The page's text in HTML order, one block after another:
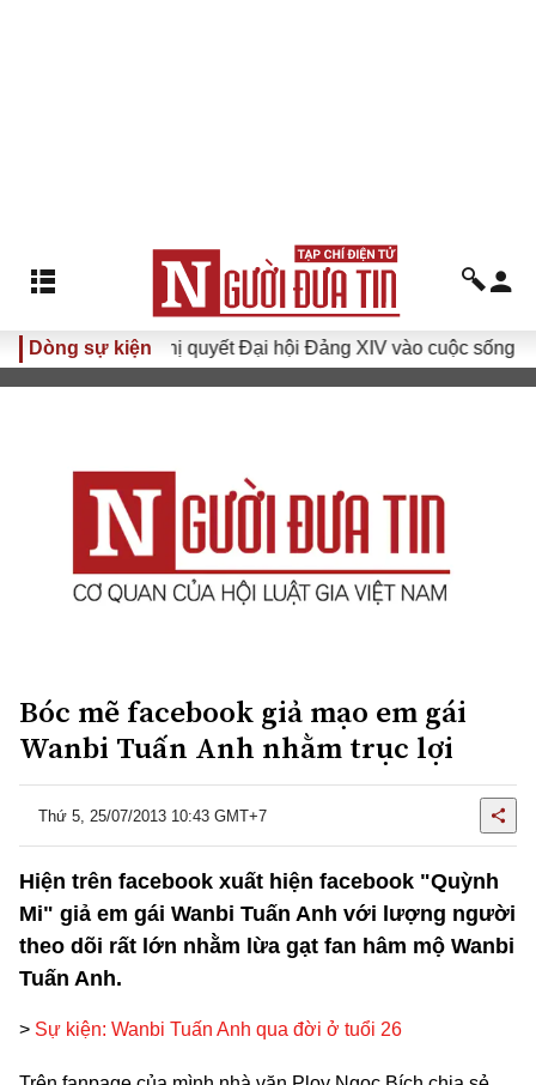
Dòng sự kiện
Đưa Nghị quyết Đại hội Đảng XIV vào cuộc sống
Bóc mẽ facebook giả mạo em gái
Wanbi Tuấn Anh nhằm trục lợi
Thứ 5, 25/07/2013 10:43 GMT+7
Hiện trên facebook xuất hiện facebook "Quỳnh
Mi" giả em gái Wanbi Tuấn Anh với lượng người
theo dõi rất lớn nhằm lừa gạt fan hâm mộ Wanbi
Tuấn Anh.
> Sự kiện: Wanbi Tuấn Anh qua đời ở tuổi 26